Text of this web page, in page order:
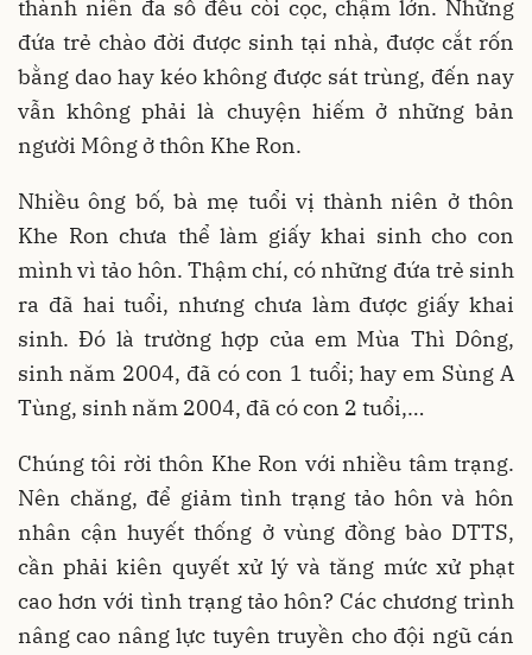
thành niên đa số đều còi cọc, chậm lớn. Những
đứa trẻ chào đời được sinh tại nhà, được cắt rốn
bằng dao hay kéo không được sát trùng, đến nay
vẫn không phải là chuyện hiếm ở những bản
người Mông ở thôn Khe Ron.
Nhiều ông bố, bà mẹ tuổi vị thành niên ở thôn
Khe Ron chưa thể làm giấy khai sinh cho con
mình vì tảo hôn. Thậm chí, có những đứa trẻ sinh
ra đã hai tuổi, nhưng chưa làm được giấy khai
sinh. Đó là trường hợp của em Mùa Thì Dông,
sinh năm 2004, đã có con 1 tuổi; hay em Sùng A
Tùng, sinh năm 2004, đã có con 2 tuổi,…
Chúng tôi rời thôn Khe Ron với nhiều tâm trạng.
Nên chăng, để giảm tình trạng tảo hôn và hôn
nhân cận huyết thống ở vùng đồng bào DTTS,
cần phải kiên quyết xử lý và tăng mức xử phạt
cao hơn với tình trạng tảo hôn? Các chương trình
nâng cao nâng lực tuyên truyền cho đội ngũ cán